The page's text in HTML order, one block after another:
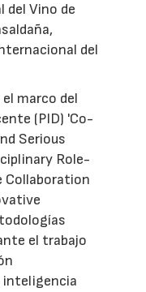
del Vino de
del
marco del
(PID) 'Co-
Serious
Role-
Collaboration
el trabajo
inteligencia